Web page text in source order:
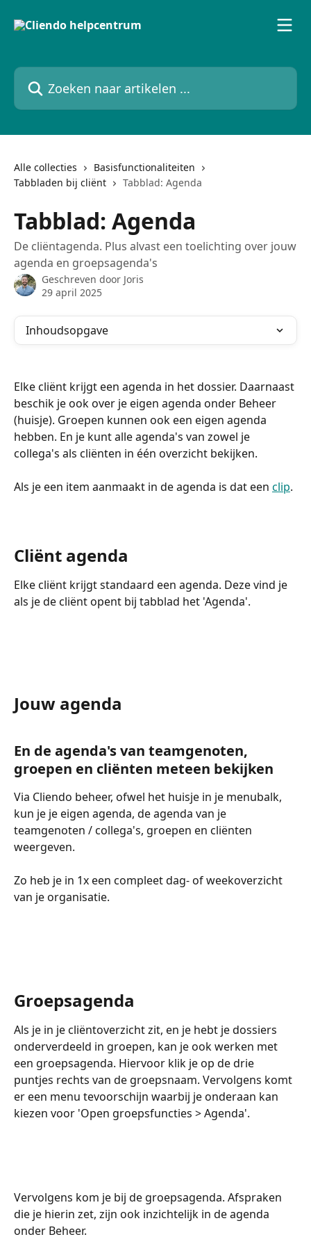
Zoeken naar artikelen ...
Alle collecties
Basisfunctionaliteiten
Tabbladen bij cliënt
Tabblad: Agenda
Tabblad: Agenda
De cliëntagenda. Plus alvast een toelichting over jouw
agenda en groepsagenda's
Geschreven door Joris
29 april 2025
Inhoudsopgave
Elke cliënt krijgt een agenda in het dossier. Daarnaast
beschik je ook over je eigen agenda onder Beheer
(huisje). Groepen kunnen ook een eigen agenda
hebben. En je kunt alle agenda's van zowel je
collega's als cliënten in één overzicht bekijken.
Als je een item aanmaakt in de agenda is dat een clip.
Cliënt agenda
Elke cliënt krijgt standaard een agenda. Deze vind je
als je de cliënt opent bij tabblad het 'Agenda'.
Jouw agenda
En de agenda's van teamgenoten,
groepen en cliënten meteen bekijken
Via Cliendo beheer, ofwel het huisje in je menubalk,
kun je je eigen agenda, de agenda van je
teamgenoten / collega's, groepen en cliënten
weergeven.
Zo heb je in 1x een compleet dag- of weekoverzicht
van je organisatie.
Groepsagenda
Als je in je cliëntoverzicht zit, en je hebt je dossiers
onderverdeeld in groepen, kan je ook werken met
een groepsagenda. Hiervoor klik je op de drie
puntjes rechts van de groepsnaam. Vervolgens komt
er een menu tevoorschijn waarbij je onderaan kan
kiezen voor 'Open groepsfuncties > Agenda'.
Vervolgens kom je bij de groepsagenda. Afspraken
die je hierin zet, zijn ook inzichtelijk in de agenda
onder Beheer.